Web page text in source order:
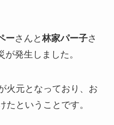
ーさんと林家パー子さ
発生しました。
火元となっており、お
たということです。